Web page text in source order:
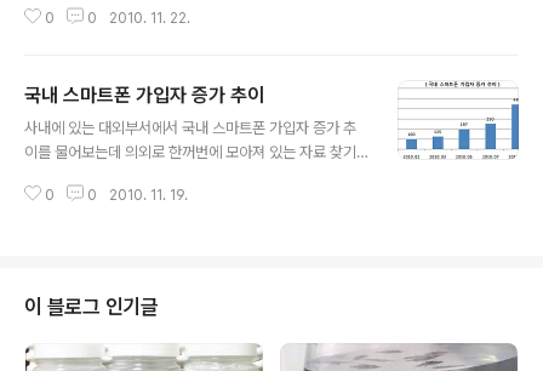
있는 3D Story Book. 아래는 책에 AR를 접목한 프로트타입들 몇가지~ 컨텐
0 0 2010. 11. 22.
국내 스마트폰 가입자 증가 추이
사내에 있는 대외부서에서 국내 스마트폰 가입자 증가 추
이를 물어보는데 의외로 한꺼번에 모아져 있는 자료 찾기
데 찾는 분이 있을 듯 하여 공유해 본다. 발표 기관이나 시
0 0 2010. 11. 19.
이 블로그 인기글